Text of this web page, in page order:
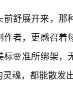
前舒展开来，
者，更感召
🌸准所绑架
魂，都能散发